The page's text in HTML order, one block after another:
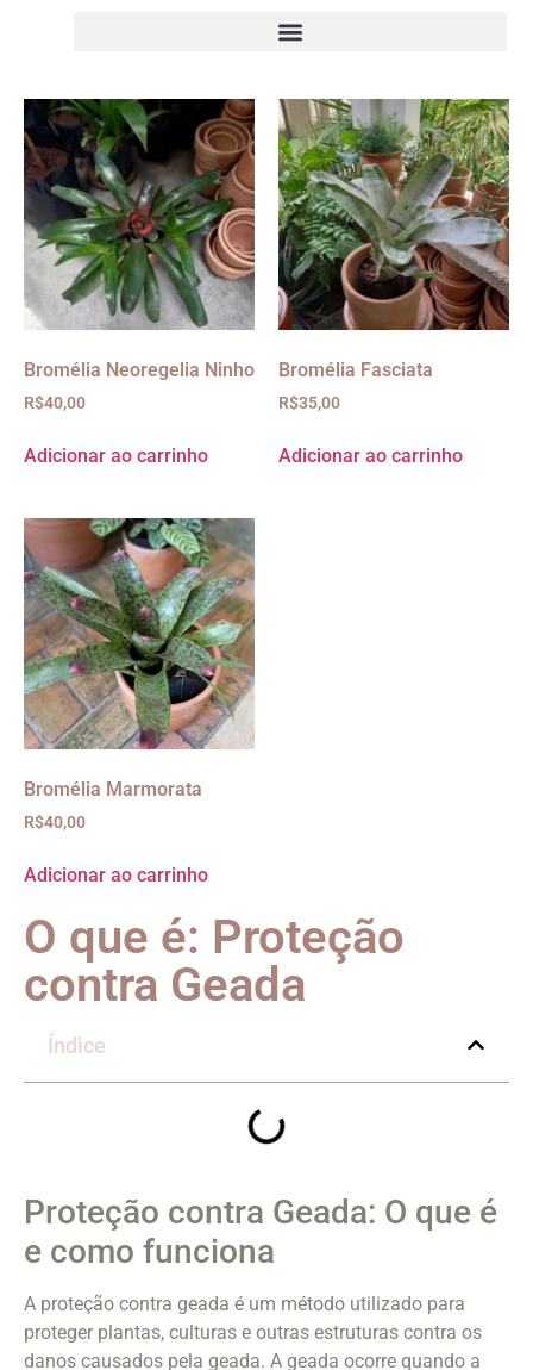
Bromélia Neoregelia Ninho
R$40,00
Adicionar ao carrinho
Bromélia Fasciata
R$35,00
Adicionar ao carrinho
Bromélia Marmorata
R$40,00
Adicionar ao carrinho
O que é: Proteção
contra Geada
Índice
Proteção contra Geada: O que é
e como funciona
A proteção contra geada é um método utilizado para
proteger plantas, culturas e outras estruturas contra os
danos causados pela geada. A geada ocorre quando a